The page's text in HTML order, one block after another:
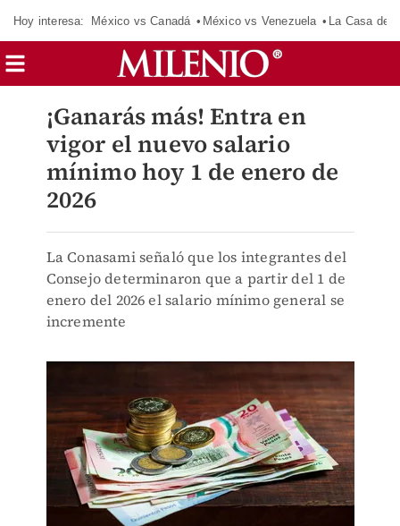
Hoy interesa: México vs Canadá México vs Venezuela La Casa de
¡Ganarás más! Entra en
vigor el nuevo salario
mínimo hoy 1 de enero de
2026
La Conasami señaló que los integrantes del
Consejo determinaron que a partir del 1 de
enero del 2026 el salario mínimo general se
incremente